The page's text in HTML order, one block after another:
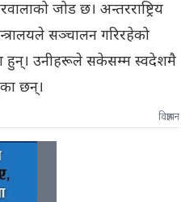
जोड छ। अन्तरराष्ट्रिय
सञ्चालन गरिरहेको
हुन्। उनीहरूले सकेसम्म स्वदेशमै
छन्।
विज्ञापन